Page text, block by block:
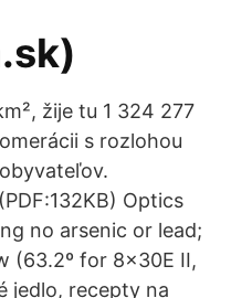
žije tu 1 324 277
s rozlohou
Optics
no arsenic or lead;
(63.2º for 8x30E II,
jedlo, recepty na